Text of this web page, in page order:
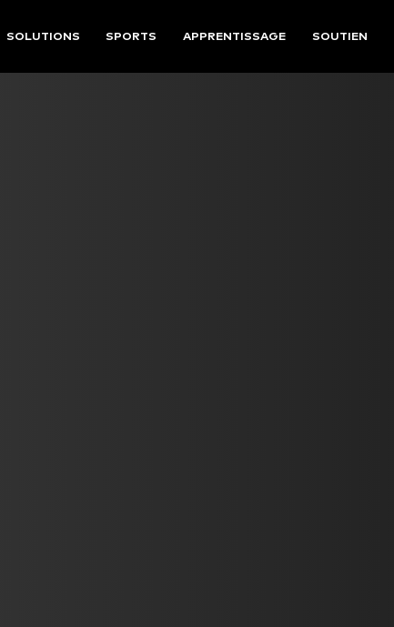
SOLUTIONS SPORTS APPRENTISSAGE SOUTIEN